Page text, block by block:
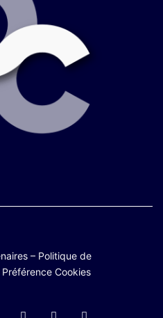
– Politique de
Préférence Cookies